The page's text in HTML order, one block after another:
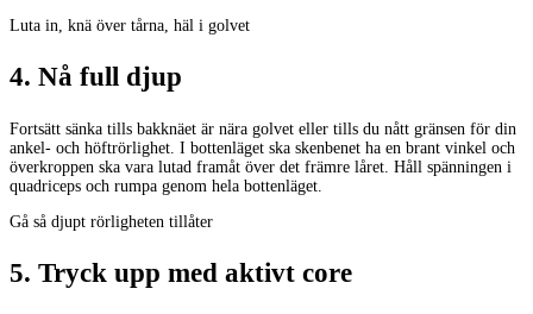
Luta in, knä över tårna, häl i golvet
4. Nå full djup
Fortsätt sänka tills bakknäet är nära golvet eller tills du nått gränsen för din
ankel- och höftrörlighet. I bottenläget ska skenbenet ha en brant vinkel och
överkroppen ska vara lutad framåt över det främre låret. Håll spänningen i
quadriceps och rumpa genom hela bottenläget.
Gå så djupt rörligheten tillåter
5. Tryck upp med aktivt core